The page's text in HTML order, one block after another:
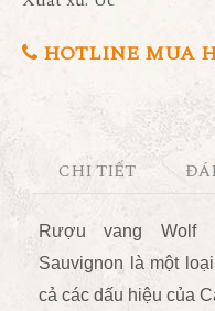
HOTLINE MUA
CHI TIẾT
Rượu vang Wolf
Sauvignon là một
cả các dấu hiệu của